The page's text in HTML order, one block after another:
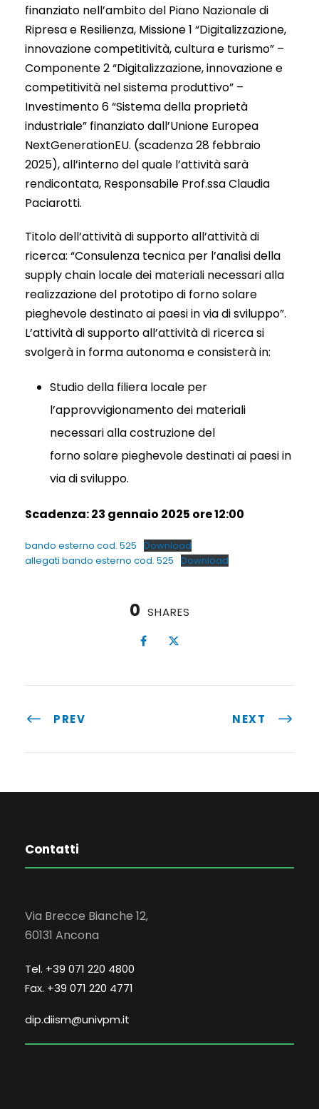
finanziato nell’ambito del Piano Nazionale di
Ripresa e Resilienza, Missione 1 “Digitalizzazione,
innovazione competitività, cultura e turismo” –
Componente 2 “Digitalizzazione, innovazione e
competitività nel sistema produttivo” –
Investimento 6 “Sistema della proprietà
industriale” finanziato dall’Unione Europea
NextGenerationEU. (scadenza 28 febbraio
2025), all’interno del quale l’attività sarà
rendicontata, Responsabile Prof.ssa Claudia
Paciarotti.
Titolo dell’attività di supporto all’attività di
ricerca: “Consulenza tecnica per l’analisi della
supply chain locale dei materiali necessari alla
realizzazione del prototipo di forno solare
pieghevole destinato ai paesi in via di sviluppo”.
L’attività di supporto all’attività di ricerca si
svolgerà in forma autonoma e consisterà in:
Studio della filiera locale per
l’approvvigionamento dei materiali
necessari alla costruzione del
forno solare pieghevole destinati ai paesi in
via di sviluppo.
Scadenza: 23 gennaio 2025 ore 12:00
bando esterno cod. 525
Download
allegati bando esterno cod. 525
Download
0 SHARES
PREV NEXT
Contatti
Via Brecce Bianche 12,
60131 Ancona
Tel. +39 071 220 4800
Fax. +39 071 220 4771
dip.diism@univpm.it